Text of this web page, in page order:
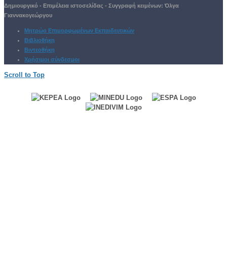
Δημιουργικό - Επιμέλεια ιστοσελίδας - Συγγραφή κειμένων: Όλγα
Γιαννακογεώργου
Μητρώο Επιμορφωμένων Εκπαιδευτικών
Βιβλιοθήκη
Βιντεοθήκη
Χρήσιμοι σύνδεσμοι
Scroll to Top